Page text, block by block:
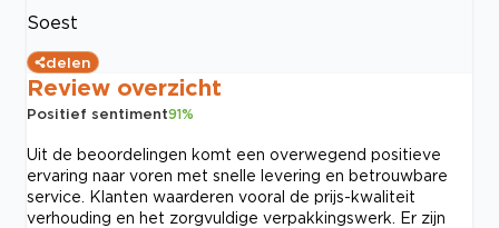
Soest
delen
Review overzicht
Positief sentiment91%
Uit de beoordelingen komt een overwegend positieve
ervaring naar voren met snelle levering en betrouwbare
service. Klanten waarderen vooral de prijs-kwaliteit
verhouding en het zorgvuldige verpakkingswerk. Er zijn